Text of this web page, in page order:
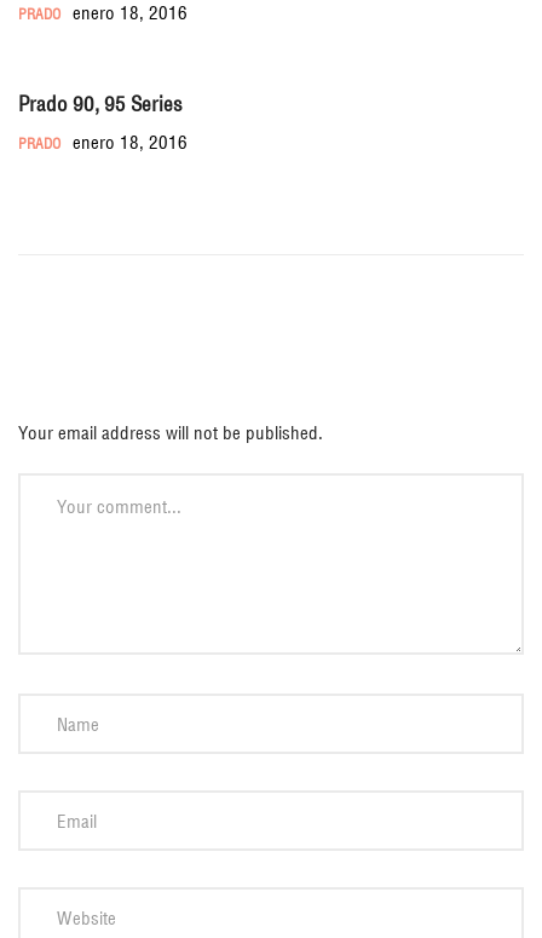
PRADO enero 18, 2016
Prado 90, 95 Series
PRADO enero 18, 2016
Your email address will not be published.